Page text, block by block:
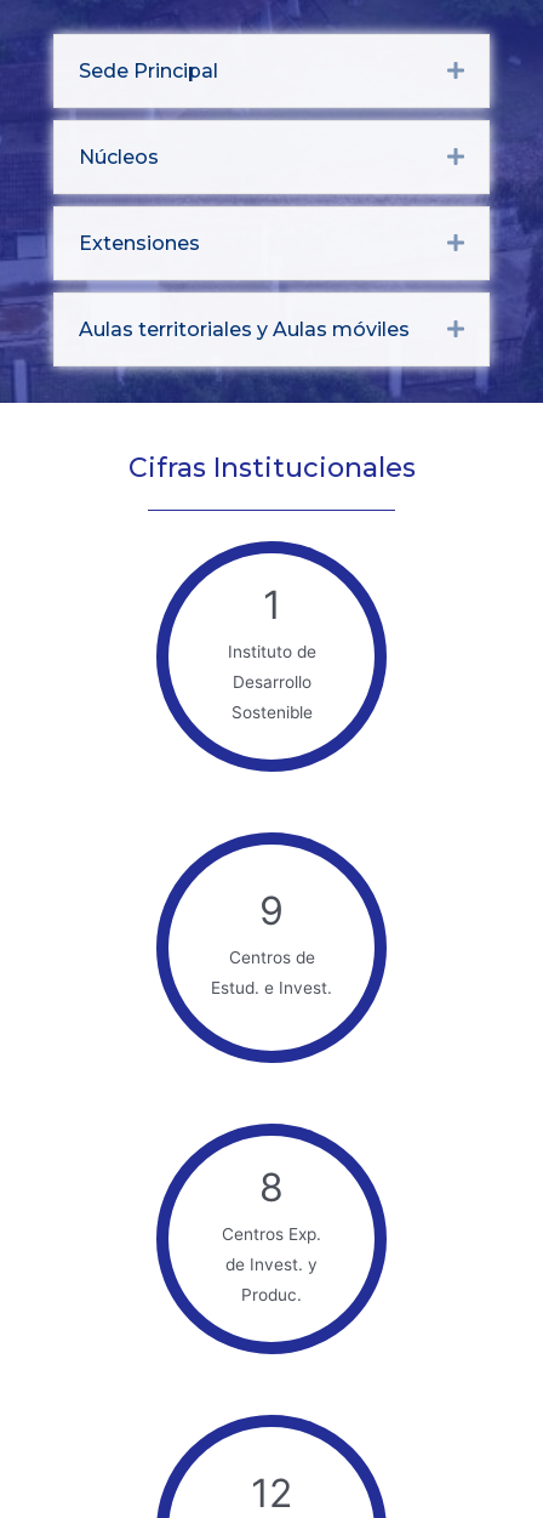
Sede Principal Expand
Núcleos Expand
Extensiones Expand
Aulas territoriales y Aulas móviles Expand
Cifras Institucionales
1
Instituto de
Desarrollo
Sostenible
9
Centros de
Estud. e Invest.
8
Centros Exp.
de Invest. y
Produc.
12